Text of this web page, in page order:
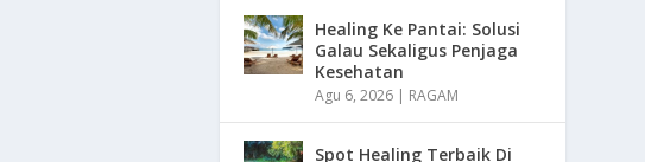
Healing Ke Pantai: Solusi
Galau Sekaligus Penjaga
Kesehatan
Agu 6, 2026 | RAGAM
Spot Healing Terbaik Di